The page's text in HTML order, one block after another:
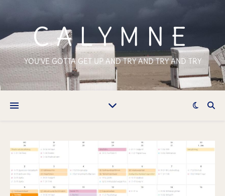
CALYMNE
YOU'VE GOTTA GET UP AND TRY AND TRY AND TRY